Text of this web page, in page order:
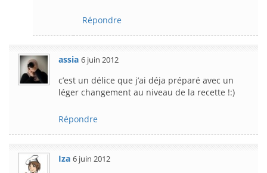
Répondre
assia 6 juin 2012
c’est un délice que j’ai déja préparé avec un
léger changement au niveau de la recette !:)
Répondre
Iza 6 juin 2012